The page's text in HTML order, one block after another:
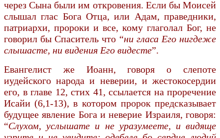
через Сына были им откровения. Если бы Моисей
слышал глас Бога Отца, или Адам, праведники,
патриархи, пророки и все, кому глаголал Бог, не
говорил бы Спаситель что “ни гласа Его нигдеже
слышасте, ни видения Его видесте”.
Евангелист же Иоанн, говоря о слепоте
иудейского народа и неверии, и жестокосердии
его, в главе 12, стих 41, ссылается на проречение
Исайи (6,1-13), в котором пророк предсказывает
будущее явление Бога и неверие Израиля, говоря:
“Слухом, услышате и не уразумеете, и видяще